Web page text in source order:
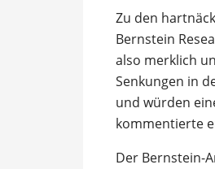
Zu den
Bernstein
also merklich
Senkungen in
und würden
kommentierte
Der Bernstein-